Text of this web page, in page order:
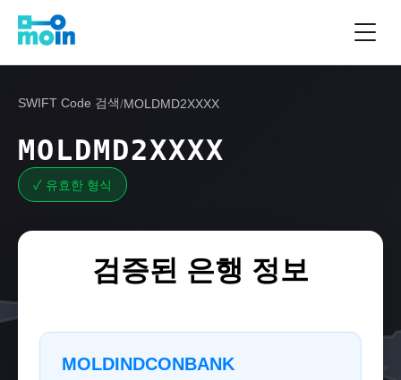
SWIFT Code 검색/MOLDMD2XXXX
MOLDMD2XXXX
✓ 유효한 형식
검증된 은행 정보
MOLDINDCONBANK